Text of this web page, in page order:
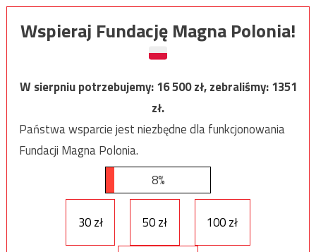
Wspieraj Fundację Magna Polonia!
W sierpniu potrzebujemy:16 500zł, zebraliśmy:1351
zł.
Państwa wsparcie jest niezbędne dla funkcjonowania
Fundacji Magna Polonia.
8%
30 zł 50 zł 100 zł